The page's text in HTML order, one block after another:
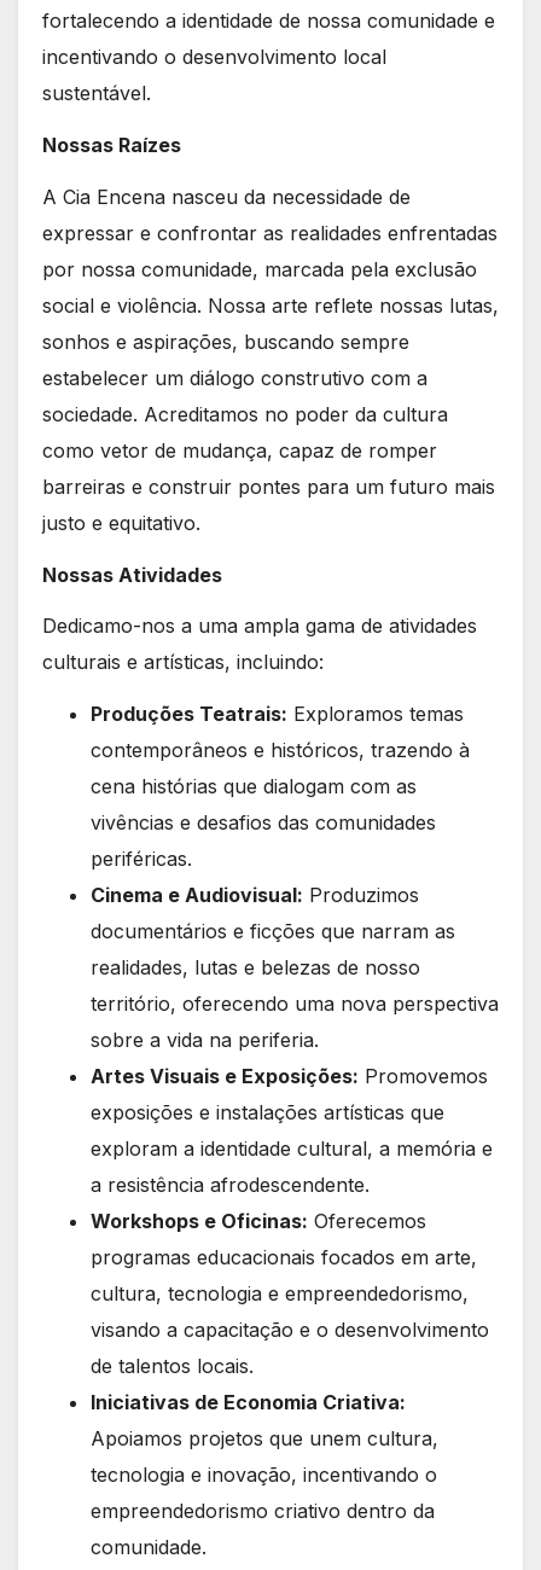
fortalecendo a identidade de nossa comunidade e
incentivando o desenvolvimento local
sustentável.
Nossas Raízes
A Cia Encena nasceu da necessidade de
expressar e confrontar as realidades enfrentadas
por nossa comunidade, marcada pela exclusão
social e violência. Nossa arte reflete nossas lutas,
sonhos e aspirações, buscando sempre
estabelecer um diálogo construtivo com a
sociedade. Acreditamos no poder da cultura
como vetor de mudança, capaz de romper
barreiras e construir pontes para um futuro mais
justo e equitativo.
Nossas Atividades
Dedicamo-nos a uma ampla gama de atividades
culturais e artísticas, incluindo:
Produções Teatrais: Exploramos temas
contemporâneos e históricos, trazendo à
cena histórias que dialogam com as
vivências e desafios das comunidades
periféricas.
Cinema e Audiovisual: Produzimos
documentários e ficções que narram as
realidades, lutas e belezas de nosso
território, oferecendo uma nova perspectiva
sobre a vida na periferia.
Artes Visuais e Exposições: Promovemos
exposições e instalações artísticas que
exploram a identidade cultural, a memória e
a resistência afrodescendente.
Workshops e Oficinas: Oferecemos
programas educacionais focados em arte,
cultura, tecnologia e empreendedorismo,
visando a capacitação e o desenvolvimento
de talentos locais.
Iniciativas de Economia Criativa:
Apoiamos projetos que unem cultura,
tecnologia e inovação, incentivando o
empreendedorismo criativo dentro da
comunidade.